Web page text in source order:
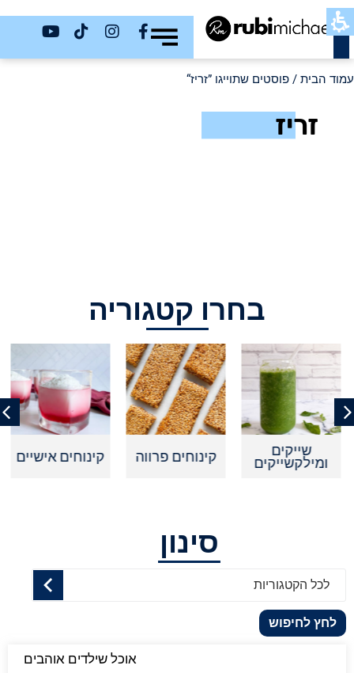
כשר
עמוד הבית / פוסטים שתוייגו ”זריז“
זריז
בחרו קטגוריה
שייקים
ומילקשייקים קינוחים פרווה קינוחים אישיים
סינון
לכל הקטגוריות
לחץ לחיפוש
אוכל שילדים אוהבים